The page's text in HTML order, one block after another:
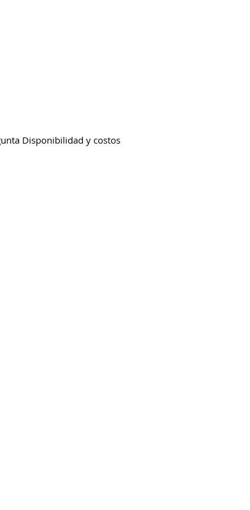
Disponibilidad y costos